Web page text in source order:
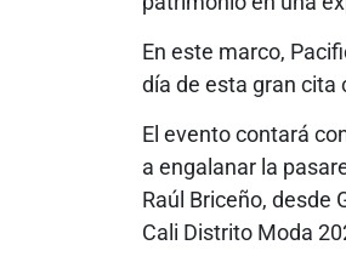
En este marco,
día de esta gran cita
El evento contará
a engalanar la
Raúl Briceño, desde
Cali Distrito Moda